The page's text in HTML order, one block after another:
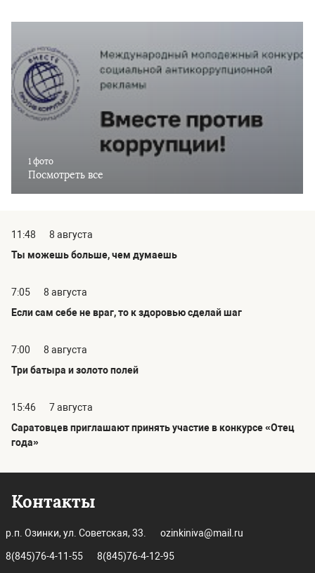
1 фото
Посмотреть все
11:48
8 августа
Ты можешь больше, чем думаешь
7:05
8 августа
Если сам себе не враг, то к здоровью сделай шаг
7:00
8 августа
Три батыра и золото полей
15:46
7 августа
Саратовцев приглашают принять участие в конкурсе «Отец
года»
Контакты
р.п. Озинки, ул. Советская, 33. ozinkiniva@mail.ru
8(845)76-4-11-55 8(845)76-4-12-95